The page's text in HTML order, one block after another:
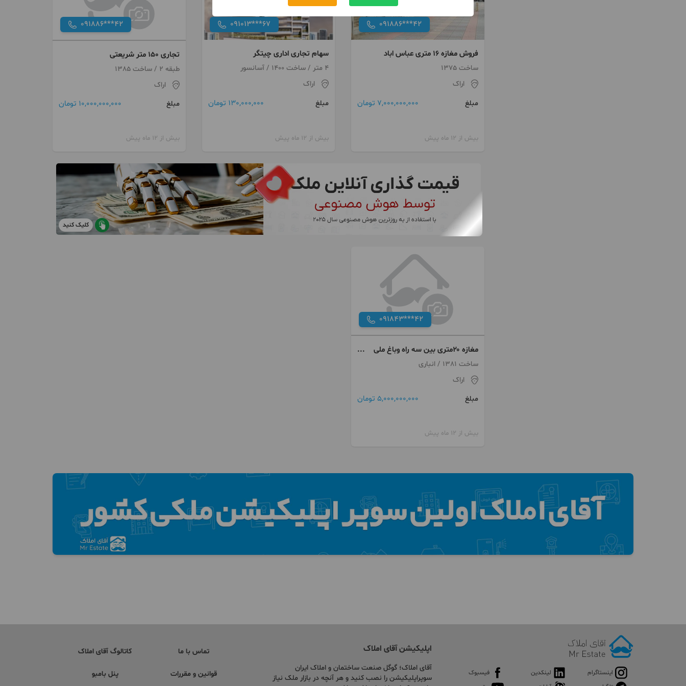
091886***42
فروش مغازه ۱۶ متری عباس اباد
ساخت 1375
اراک
مبلغ
7,000,000,000 تومان
بیش از 12 ماه پیش
091013***67
سهام تجاری اداری چیتگر
4 متر / ساخت 1400 / آسانسور
اراک
مبلغ
130,000,000 تومان
بیش از 12 ماه پیش
091886***42
تجاری ۱۵۰ متر شریعتی
طبقه 2 / ساخت 1385
اراک
مبلغ
10,000,000,000 تومان
بیش از 12 ماه پیش
کلیک کنید
091843***42
مغازه ۲۰متری بین سه راه وباغ ملی
با
ساخت 1381 / انباری
اراک
مبلغ
5,000,000,000 تومان
بیش از 12 ماه پیش
اینستاگرام لینکدین
فیسبوک
اپلیکیشن آقای املاک
آقای املاک؛ گوگل صنعت ساختمان و املاک ایران
سوپراپلیکیشن را نصب کنید و هر آنچه در بازار ملک نیاز
تماس با ما
قوانین و مقررات
کاتالوگ آقای املاک
پنل بامبو